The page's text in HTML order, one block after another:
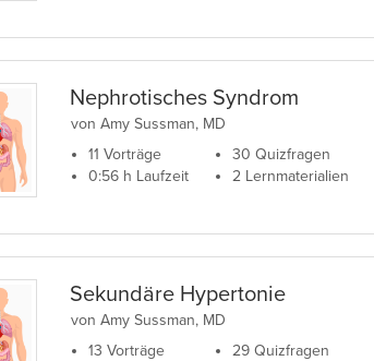
Nephrotisches Syndrom
von Amy Sussman, MD
11 Vorträge
0:56 h Laufzeit
30 Quizfragen
2 Lernmaterialien
Sekundäre Hypertonie
von Amy Sussman, MD
13 Vorträge
29 Quizfragen